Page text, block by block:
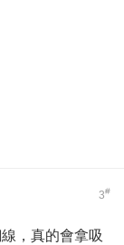
3#
，真的會拿吸